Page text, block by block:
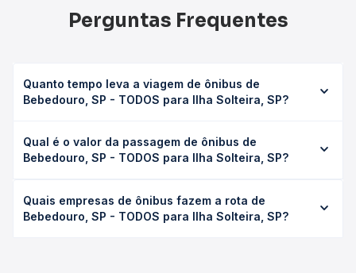
Perguntas Frequentes
Quanto tempo leva a viagem de ônibus de
Bebedouro, SP - TODOS para Ilha Solteira, SP?
Solteira, SP leva em média 6h 30min, podendo variar
conforme a viação, o tipo de serviço (convencional,
duração exata de cada opção na data desejada.
Qual é o valor da passagem de ônibus de
Bebedouro, SP - TODOS para Ilha Solteira, SP?
TODOS para Ilha Solteira, SP custa em média R$ 142,81 e
varia conforme a data da viagem, a empresa, o tipo de
Quais empresas de ônibus fazem a rota de
Bebedouro, SP - TODOS para Ilha Solteira, SP?